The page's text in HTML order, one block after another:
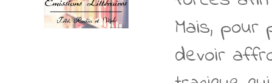
Mais,
devoir